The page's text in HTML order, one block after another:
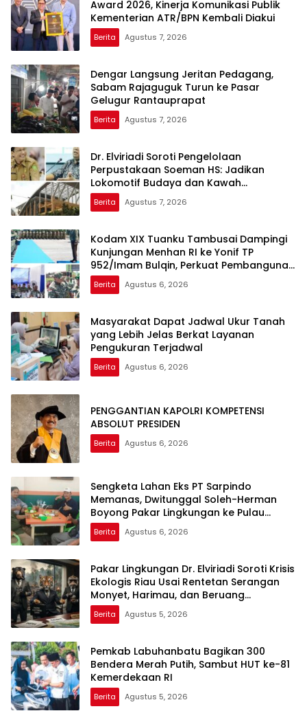
Award 2026, Kinerja Komunikasi Publik
Kementerian ATR/BPN Kembali Diakui
Berita Agustus 7, 2026
Dengar Langsung Jeritan Pedagang,
Sabam Rajaguguk Turun ke Pasar
Gelugur Rantauprapat
Berita Agustus 7, 2026
Dr. Elviriadi Soroti Pengelolaan
Perpustakaan Soeman HS: Jadikan
Lokomotif Budaya dan Kawah
Candradimuka Intelektual
Berita Agustus 7, 2026
Kodam XIX Tuanku Tambusai Dampingi
Kunjungan Menhan RI ke Yonif TP
952/Imam Bulqin, Perkuat Pembangunan
Satuan
Berita Agustus 6, 2026
Masyarakat Dapat Jadwal Ukur Tanah
yang Lebih Jelas Berkat Layanan
Pengukuran Terjadwal
Berita Agustus 6, 2026
PENGGANTIAN KAPOLRI KOMPETENSI
ABSOLUT PRESIDEN
Berita Agustus 6, 2026
Sengketa Lahan Eks PT Sarpindo
Memanas, Dwitunggal Soleh-Herman
Boyong Pakar Lingkungan ke Pulau
Rupat
Berita Agustus 6, 2026
Pakar Lingkungan Dr. Elviriadi Soroti Krisis
Ekologis Riau Usai Rentetan Serangan
Monyet, Harimau, dan Beruang
Terhadap Warga
Berita Agustus 5, 2026
Pemkab Labuhanbatu Bagikan 300
Bendera Merah Putih, Sambut HUT ke-81
Kemerdekaan RI
Berita Agustus 5, 2026